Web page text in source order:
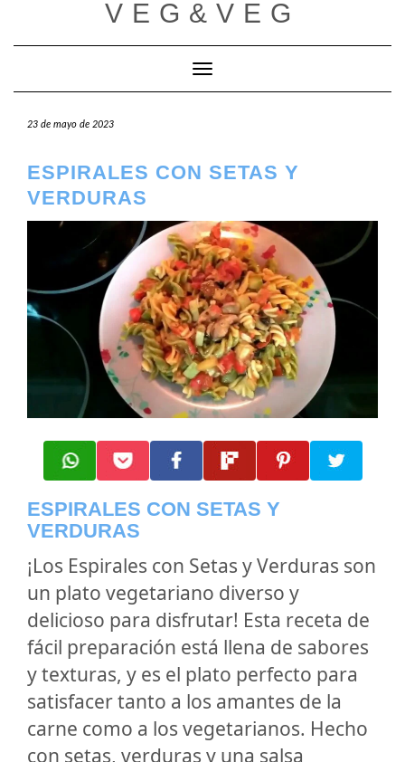
contenido
VEG&VEG
Cambiar modo de navegación
23 de mayo de 2023
ESPIRALES CON SETAS Y
VERDURAS
ESPIRALES CON SETAS Y
VERDURAS
¡Los Espirales con Setas y Verduras son
un plato vegetariano diverso y
delicioso para disfrutar! Esta receta de
fácil preparación está llena de sabores
y texturas, y es el plato perfecto para
satisfacer tanto a los amantes de la
carne como a los vegetarianos. Hecho
con setas, verduras y una salsa